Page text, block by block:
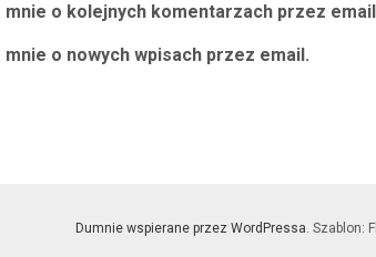
mnie o kolejnych komentarzach przez
mnie o nowych wpisach przez email.
Dumnie wspierane przez WordPressa. Szablon: